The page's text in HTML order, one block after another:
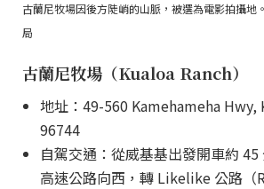
古蘭尼牧場因後方陡峭的山脈，被選為電影拍攝地
局
古蘭尼牧場（Kualoa Ranch）
地址：49-560 Kamehameha Hwy,
96744
自駕交通：從威基基出發開車約 45
高速公路向西，轉 Likelike 公路（